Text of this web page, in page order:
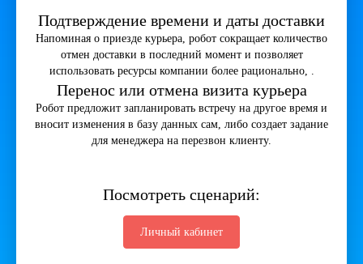
Подтверждение времени и даты доставки
Напоминая о приезде курьера, робот сокращает количество
отмен доставки в последний момент и позволяет
использовать ресурсы компании более рационально, .
Перенос или отмена визита курьера
Робот предложит запланировать встречу на другое время и
вносит изменения в базу данных сам, либо создает задание
для менеджера на перезвон клиенту.
Посмотреть сценарий:
Личный кабинет